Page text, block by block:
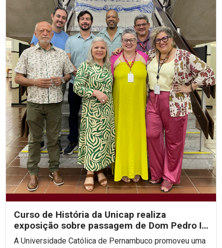
Curso de História da Unicap realiza
exposição sobre passagem de Dom Pedro II
por Pernambuco
A Universidade Católica de Pernambuco promoveu uma